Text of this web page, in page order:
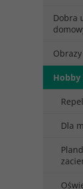
Dobra
Hobby
Dla